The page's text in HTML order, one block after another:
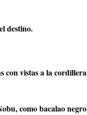
destino.
con vistas a la
como bacalao